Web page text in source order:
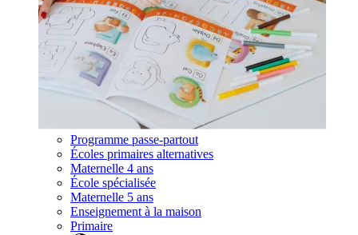
Programme passe-partout
Écoles primaires alternatives
Maternelle 4 ans
École spécialisée
Maternelle 5 ans
Enseignement à la maison
Primaire